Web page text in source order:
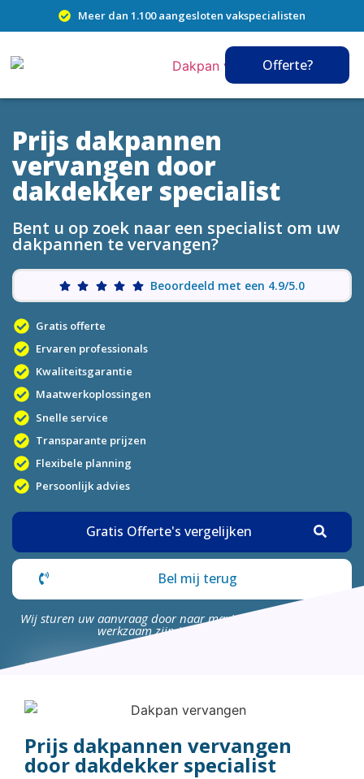
Meer dan 1.100 aangesloten vakspecialisten
Offerte?
Prijs dakpannen
vervangen door
dakdekker specialist
Bent u op zoek naar een specialist om uw
dakpannen te vervangen?
Beoordeeld met een 4.9/5.0
Gratis offerte
Ervaren professionals
Kwaliteitsgarantie
Maatwerkoplossingen
Snelle service
Transparante prijzen
Flexibele planning
Persoonlijk advies
Gratis Offerte's vergelijken
Bel mij terug
Wij sturen uw aanvraag door naar maximaal 4 bedrijven die
werkzaam zijn in uw omgeving.
Prijs dakpannen vervangen
door dakdekker specialist